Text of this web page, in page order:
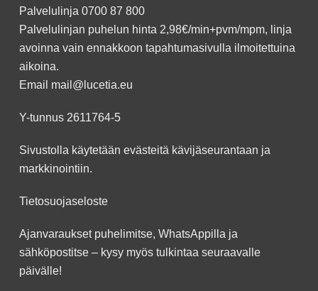
Palvelulinja 0700 87 800
Palvelulinjan puhelun hinta 2,98€/min+pvm/mpm, linja
avoinna vain ennakkoon tapahtumasivulla ilmoitettuina
aikoina.
Email mail@lucetia.eu
Y-tunnus 2611764-5
Sivustolla käytetään evästeitä kävijäseurantaan ja
markkinointiin.
Tietosuojaseloste
Ajanvaraukset puhelimitse, WhatsAppilla ja
sähköpostitse – kysy myös tulkintaa seuraavalle
päivälle!